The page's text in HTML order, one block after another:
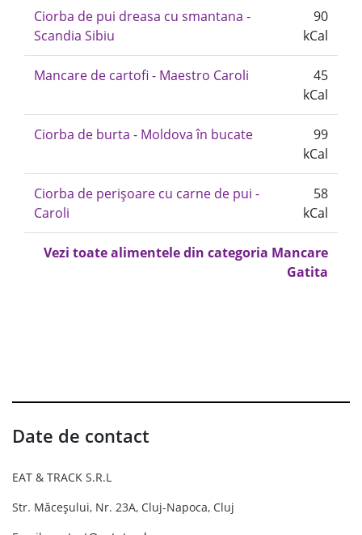
Ciorba de pui dreasa cu smantana -
Scandia Sibiu
90
kCal
Mancare de cartofi - Maestro Caroli
45
kCal
Ciorba de burta - Moldova în bucate
99
kCal
Ciorba de perișoare cu carne de pui -
Caroli
58
kCal
Vezi toate alimentele din categoria Mancare
Gatita
Date de contact
EAT & TRACK S.R.L
Str. Măceșului, Nr. 23A, Cluj-Napoca, Cluj